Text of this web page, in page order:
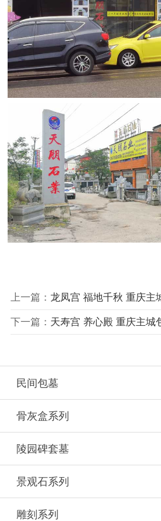
上一篇： 龙凤宫 福地千秋 重庆主
下一篇： 天寿宫 养心殿 重庆主城
民间包墓
骨灰盒系列
陵园碑套墓
景观石系列
雕刻系列